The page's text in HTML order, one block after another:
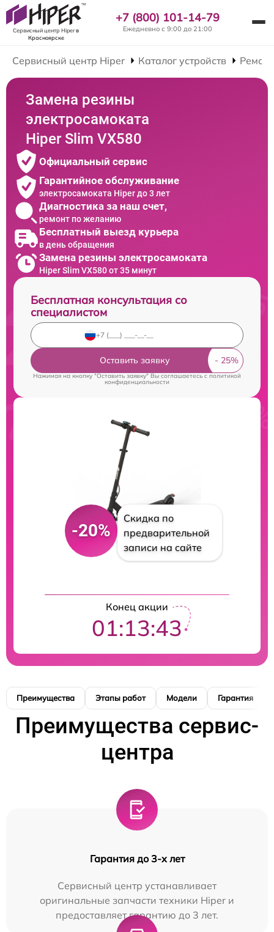
Сервисный центр Hiperв
Красноярске
+7 (800) 101-14-79
Ежедневно с 9:00 до 21:00
Сервисный центр Hiper Каталог устройств
Замена резины
электросамоката
Hiper Slim VX580
Официальный сервис
Гарантийное обслуживание
электросамоката Hiper до 3 лет
Диагностика за наш счет,
ремонт по желанию
Бесплатный выезд курьера
в день обращения
Замена резины электросамоката
Hiper Slim VX580 от 35 минут
Бесплатная консультация со
специалистом
Оставить заявку
Нажимая на кнопку "Оставить заявку" Вы соглашаетесь cполитикой
конфиденциальности
-20%
Скидка по
предварительной
записи на сайте
Конец акции
01:13:42
Преимущества Этапы работ Модели Гарантия
Преимущества сервис-
центра
Гарантия до 3-х лет
Сервисный центр устанавливает
оригинальные запчасти техники Hiper и
предоставляет гарантию до 3 лет.